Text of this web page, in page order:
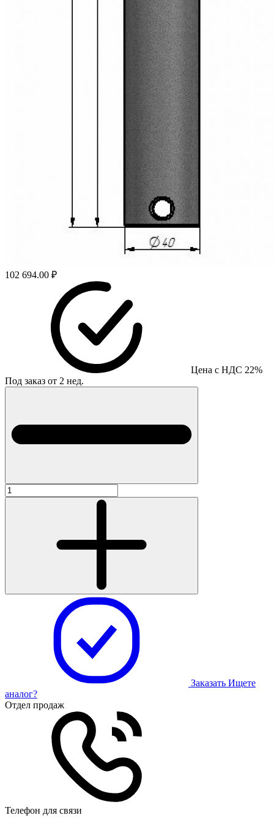
102 694.00 ₽
Цена с НДС 22%
Под заказ от 2 нед.
Заказать Ищете
аналог?
Отдел продаж
Телефон для связи